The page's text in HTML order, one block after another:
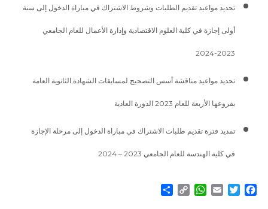
تحديد مواعيد تقديم الطلبات وشروط الاشتراك في مباراة الدخول إلى سنة
أولى إجازة في كلية العلوم الاقتصادية وإدارة الأعمال للعام الجامعي
2023-2024
تحديد مواعيد مناقشة أسس التصحيح لمسابقات الشهادة الثانوية العامة
بفروعها الأربعة للعام 2023 الدورة العادية
تمديد فترة تقديم طلبات الاشتراك في مباراة الدخول إلى مرحلة الإجازة
في كلية الهندسة للعام الجامعي 2023 – 2024
Facebook
Twitter
Email
WhatsApp
Copy